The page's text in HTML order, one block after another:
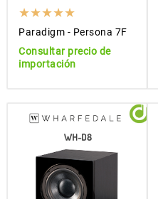
Paradigm - Persona 7F
Consultar precio de
importación